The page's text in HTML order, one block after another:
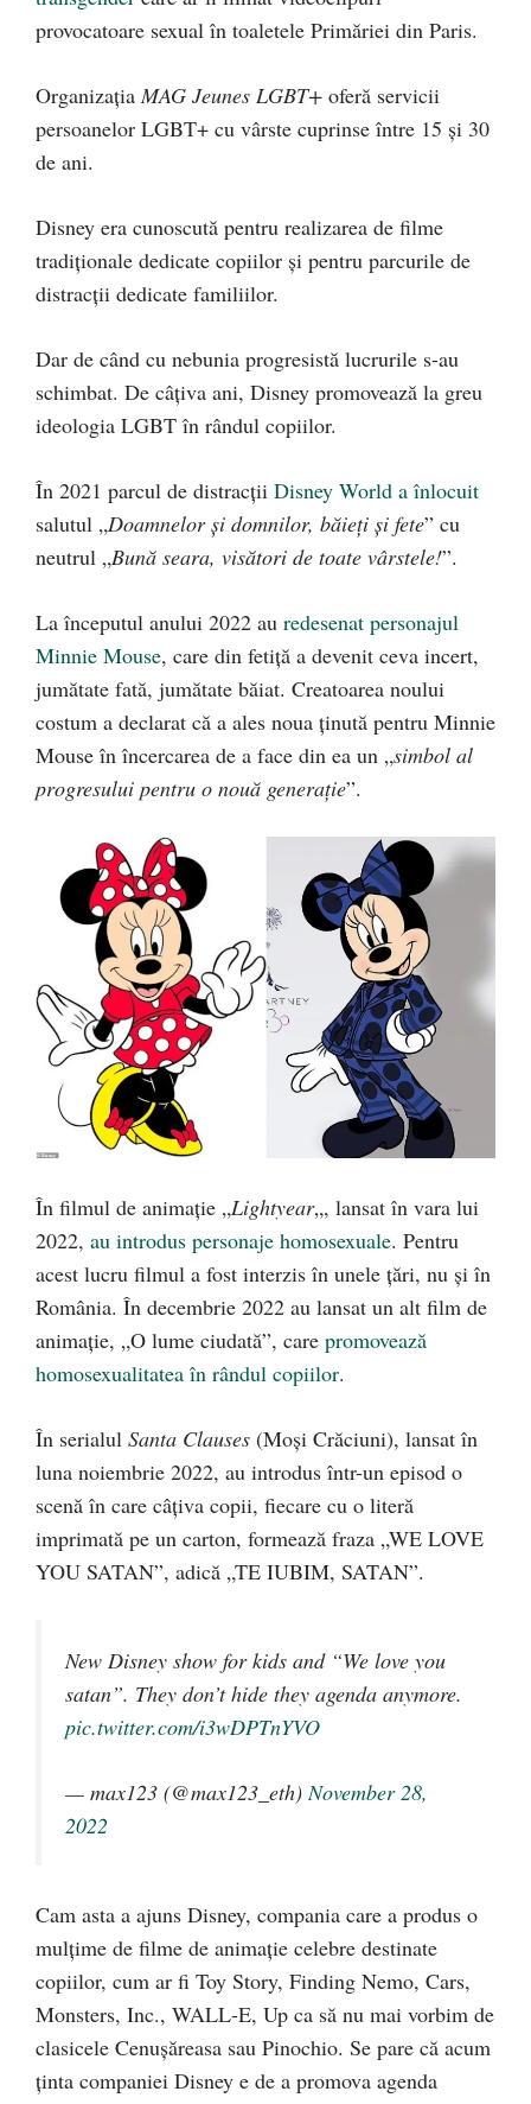
provocatoare sexual în toaletele Primăriei din Paris.
Organizația MAG Jeunes LGBT+ oferă servicii
persoanelor LGBT+ cu vârste cuprinse între 15 și 30
de ani.
Disney era cunoscută pentru realizarea de filme
tradiționale dedicate copiilor și pentru parcurile de
distracții dedicate familiilor.
Dar de când cu nebunia progresistă lucrurile s-au
schimbat. De câțiva ani, Disney promovează la greu
ideologia LGBT în rândul copiilor.
În 2021 parcul de distracții Disney World a înlocuit
salutul „Doamnelor și domnilor, băieți și fete” cu
neutrul „Bună seara, visători de toate vârstele!”.
La începutul anului 2022 au redesenat personajul
Minnie Mouse, care din fetiță a devenit ceva incert,
jumătate fată, jumătate băiat. Creatoarea noului
costum a declarat că a ales noua ținută pentru Minnie
Mouse în încercarea de a face din ea un „simbol al
progresului pentru o nouă generație”.
În filmul de animație „Lightyear„, lansat în vara lui
2022, au introdus personaje homosexuale. Pentru
acest lucru filmul a fost interzis în unele țări, nu și în
România. În decembrie 2022 au lansat un alt film de
animație, „O lume ciudată”, care promovează
homosexualitatea în rândul copiilor.
În serialul Santa Clauses (Moși Crăciuni), lansat în
luna noiembrie 2022, au introdus într-un episod o
scenă în care câțiva copii, fiecare cu o literă
imprimată pe un carton, formează fraza „WE LOVE
YOU SATAN”, adică „TE IUBIM, SATAN”.
New Disney show for kids and “We love you
satan”. They don’t hide they agenda anymore.
pic.twitter.com/i3wDPTnYVO
— max123 (@max123_eth)November 28,
2022
Cam asta a ajuns Disney, compania care a produs o
mulțime de filme de animație celebre destinate
copiilor, cum ar fi Toy Story, Finding Nemo, Cars,
Monsters, Inc., WALL-E, Up ca să nu mai vorbim de
clasicele Cenușăreasa sau Pinochio. Se pare că acum
ținta companiei Disney e de a promova agenda